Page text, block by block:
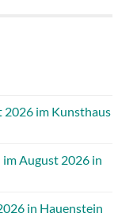
2026 im Kunsthaus
August 2026 in
in Hauenstein